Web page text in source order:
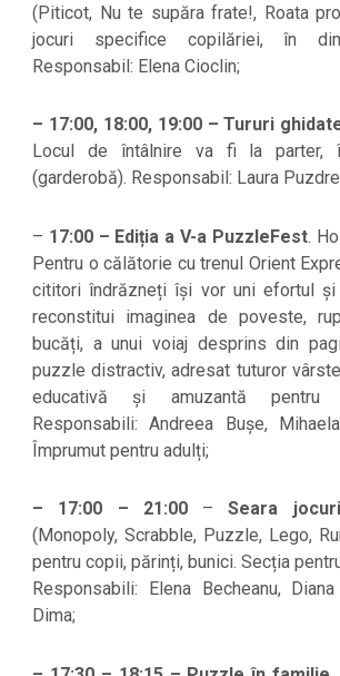
(Piticot, Nu te supăra frate!, Roata
jocuri specifice copilăriei, în
Responsabil: Elena Cioclin;
– 17:00, 18:00, 19:00 – Tururi
Locul de întâlnire va fi la parter,
(garderobă). Responsabil: Laura
– 17:00 – Ediția a V-a PuzzleFest.
Pentru o călătorie cu trenul Orient
cititori îndrăzneți își vor uni efortul
reconstitui imaginea de poveste,
bucăți, a unui voiaj desprins din
puzzle distractiv, adresat tuturor
educativă și amuzantă pentru
Responsabili: Andreea Bușe,
Împrumut pentru adulți;
– 17:00 – 21:00–Seara
(Monopoly, Scrabble, Puzzle, Lego,
pentru copii, părinți, bunici. Secția
Responsabili: Elena Becheanu,
Dima;